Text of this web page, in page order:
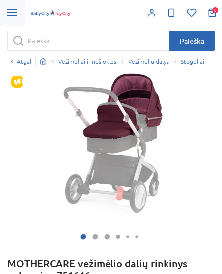
0
Paieška
Atgal Vežimėliai ir nešioklės Vežimėlių dalys Stogeliai
IŠPARDAVIMAS
MOTHERCARE vežimėlio dalių rinkinys